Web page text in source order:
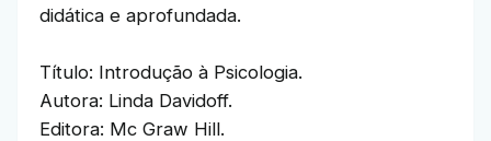
didática e aprofundada.
Título: Introdução à Psicologia.
Autora: Linda Davidoff.
Editora: Mc Graw Hill.